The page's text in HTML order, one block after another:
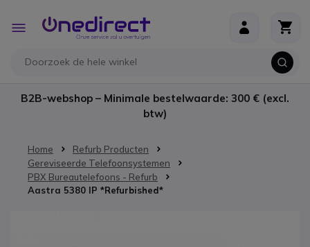
Toggle
Nav
B2B-webshop – Minimale bestelwaarde: 300 € (excl.
btw)
Home
Refurb Producten
Gereviseerde Telefoonsystemen
PBX Bureautelefoons - Refurb
Aastra 5380 IP *Refurbished*